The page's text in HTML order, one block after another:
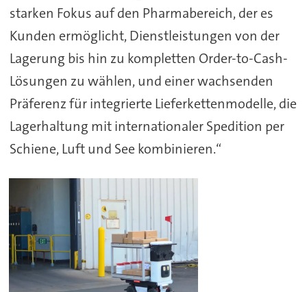
starken Fokus auf den Pharmabereich, der es
Kunden ermöglicht, Dienstleistungen von der
Lagerung bis hin zu kompletten Order-to-Cash-
Lösungen zu wählen, und einer wachsenden
Präferenz für integrierte Lieferkettenmodelle, die
Lagerhaltung mit internationaler Spedition per
Schiene, Luft und See kombinieren.“